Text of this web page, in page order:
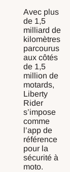
Avec plus
de 1,5
milliard de
kilomètres
parcourus
aux côtés
de 1,5
million de
motards,
Liberty
Rider
s’impose
comme
l’app de
référence
pour la
sécurité à
moto.